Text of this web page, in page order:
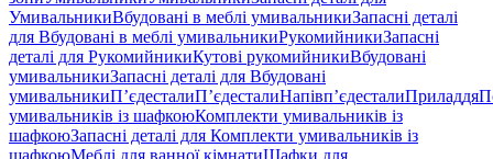
УмивальникиВбудовані в меблі умивальникиЗапасні деталі
для Вбудовані в меблі умивальникиРукомийникиЗапасні
деталі для РукомийникиКутові рукомийникиВбудовані
умивальникиЗапасні деталі для Вбудовані
умивальникиП’єдесталиП’єдесталиНапівп’єдесталиПриладдя
умивальників із шафкоюКомплекти умивальників із
шафкоюЗапасні деталі для Комплекти умивальників із
шафкоюМеблі для ванної кімнатиШафки для